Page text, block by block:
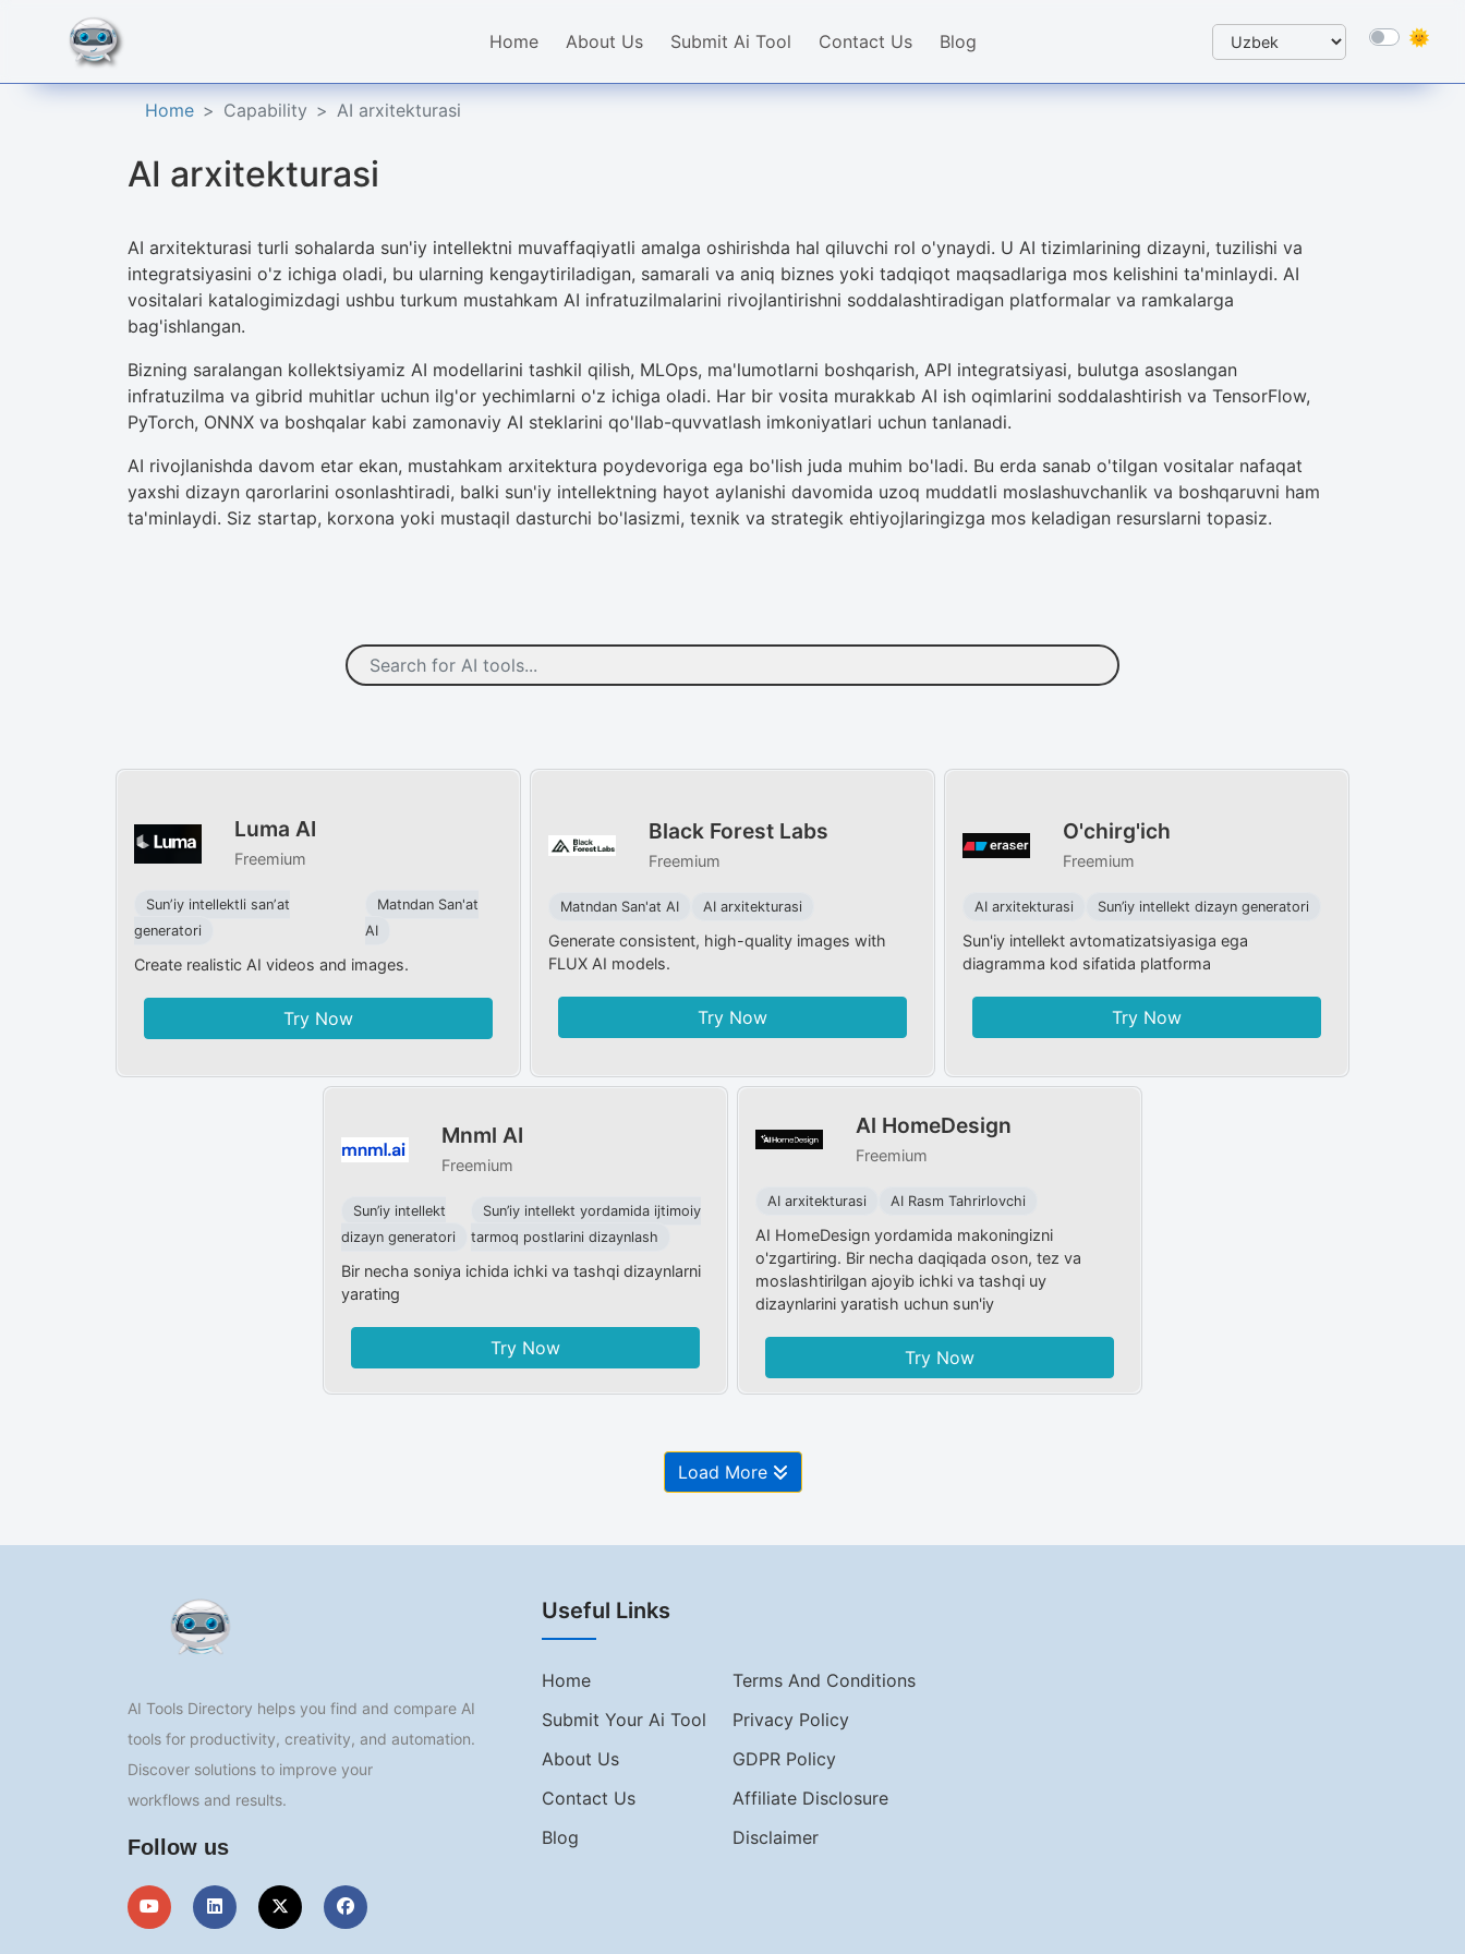
Home About Us Submit Ai Tool Contact Us Blog
Home Capability AI arxitekturasi
AI arxitekturasi
AI arxitekturasi turli sohalarda sun'iy intellektni muvaffaqiyatli amalga oshirishda hal qiluvchi rol o'ynaydi. U AI tizimlarining dizayni, tuzilishi va
integratsiyasini o'z ichiga oladi, bu ularning kengaytiriladigan, samarali va aniq biznes yoki tadqiqot maqsadlariga mos kelishini ta'minlaydi. AI
vositalari katalogimizdagi ushbu turkum mustahkam AI infratuzilmalarini rivojlantirishni soddalashtiradigan platformalar va ramkalarga
bag'ishlangan.
Bizning saralangan kollektsiyamiz AI modellarini tashkil qilish, MLOps, ma'lumotlarni boshqarish, API integratsiyasi, bulutga asoslangan
infratuzilma va gibrid muhitlar uchun ilg'or yechimlarni o'z ichiga oladi. Har bir vosita murakkab AI ish oqimlarini soddalashtirish va TensorFlow,
PyTorch, ONNX va boshqalar kabi zamonaviy AI steklarini qo'llab-quvvatlash imkoniyatlari uchun tanlanadi.
AI rivojlanishda davom etar ekan, mustahkam arxitektura poydevoriga ega bo'lish juda muhim bo'ladi. Bu erda sanab o'tilgan vositalar nafaqat
yaxshi dizayn qarorlarini osonlashtiradi, balki sun'iy intellektning hayot aylanishi davomida uzoq muddatli moslashuvchanlik va boshqaruvni ham
ta'minlaydi. Siz startap, korxona yoki mustaqil dasturchi bo'lasizmi, texnik va strategik ehtiyojlaringizga mos keladigan resurslarni topasiz.
Luma AI
Freemium
Sunʼiy intellektli sanʼat
generatori
Matndan San'at
AI
Create realistic AI videos and images.
Try Now
Black Forest Labs
Freemium
Matndan San'at AI AI arxitekturasi
Generate consistent, high-quality images with
FLUX AI models.
Try Now
O'chirg'ich
Freemium
AI arxitekturasi Sun’iy intellekt dizayn generatori
Sun'iy intellekt avtomatizatsiyasiga ega
diagramma kod sifatida platforma
Try Now
Mnml AI
Freemium
Sun’iy intellekt
dizayn generatori
Sun’iy intellekt yordamida ijtimoiy
tarmoq postlarini dizaynlash
Bir necha soniya ichida ichki va tashqi dizaynlarni
yarating
Try Now
Al HomeDesign
Freemium
AI arxitekturasi AI Rasm Tahrirlovchi
AI HomeDesign yordamida makoningizni
o'zgartiring. Bir necha daqiqada oson, tez va
moslashtirilgan ajoyib ichki va tashqi uy
dizaynlarini yaratish uchun sun'iy
Try Now
Load More
AI Tools Directory helps you find and compare AI
tools for productivity, creativity, and automation.
Discover solutions to improve your
workflows and results.
Follow us
Useful Links
Home
Terms And Conditions
Submit Your Ai Tool
Privacy Policy
About Us
GDPR Policy
Contact Us
Affiliate Disclosure
Blog
Disclaimer